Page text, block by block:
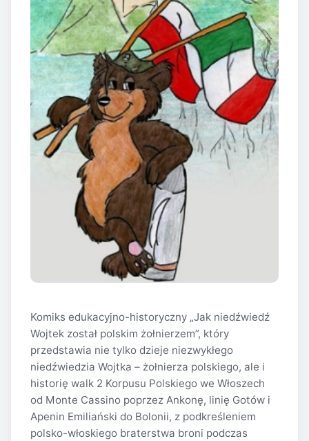
Komiks edukacyjno-historyczny „Jak niedźwiedź
Wojtek został polskim żołnierzem”, który
przedstawia nie tylko dzieje niezwykłego
niedźwiedzia Wojtka – żołnierza polskiego, ale i
historię walk 2 Korpusu Polskiego we Włoszech
od Monte Cassino poprzez Ankonę, linię Gotów i
Apenin Emiliański do Bolonii, z podkreśleniem
polsko-włoskiego braterstwa broni podczas